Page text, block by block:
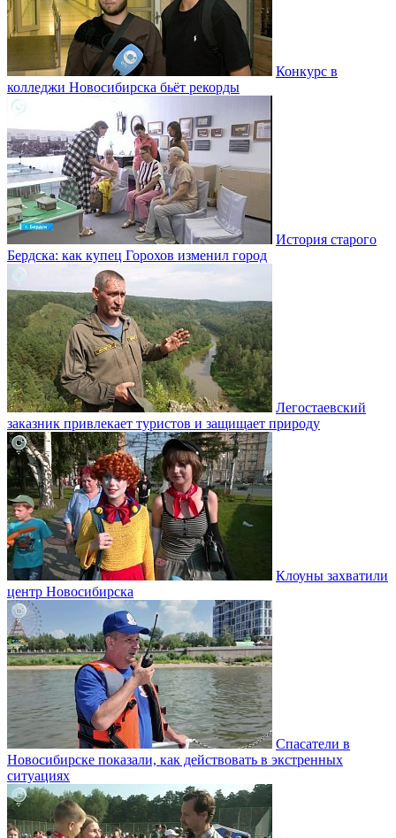
Конкурс в
колледжи Новосибирска бьёт рекорды
История старого
Бердска: как купец Горохов изменил город
Легостаевский
заказник привлекает туристов и защищает природу
Клоуны захватили
центр Новосибирска
Спасатели в
Новосибирске показали, как действовать в экстренных
ситуациях